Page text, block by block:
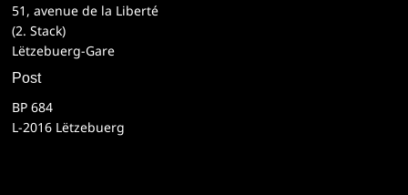
51, avenue de la Liberté
(2. Stack)
Lëtzebuerg-Gare
Post
BP 684
L-2016 Lëtzebuerg